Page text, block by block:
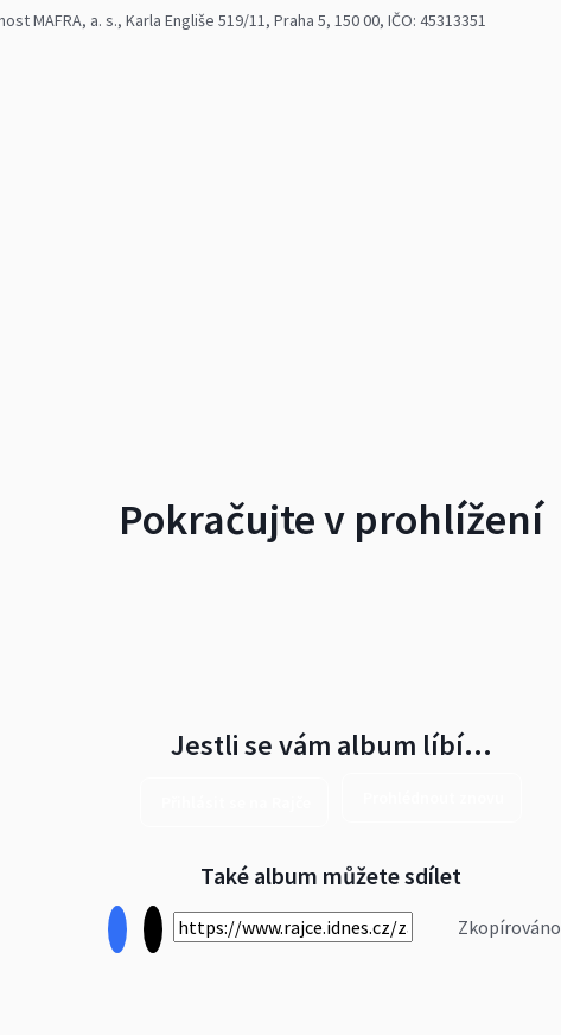
MAFRA, a. s., Karla Engliše 519/11, Praha 5, 150 00, IČO: 45313351
Pokračujte v prohlížení
Jestli se vám album líbí…
Také album můžete sdílet
Zkopírováno